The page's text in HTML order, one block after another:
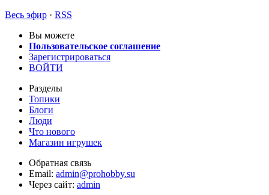
Весь эфир · RSS
Вы можете
Пользовательское соглашение
Зарегистрироваться
ВОЙТИ
Разделы
Топики
Блоги
Люди
Что нового
Магазин игрушек
Обратная связь
Email: admin@prohobby.su
Через сайт: admin